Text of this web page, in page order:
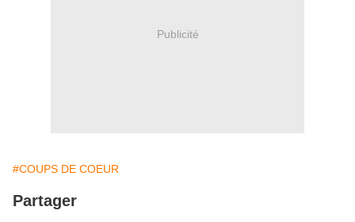
Publicité
#COUPS DE COEUR
Partager